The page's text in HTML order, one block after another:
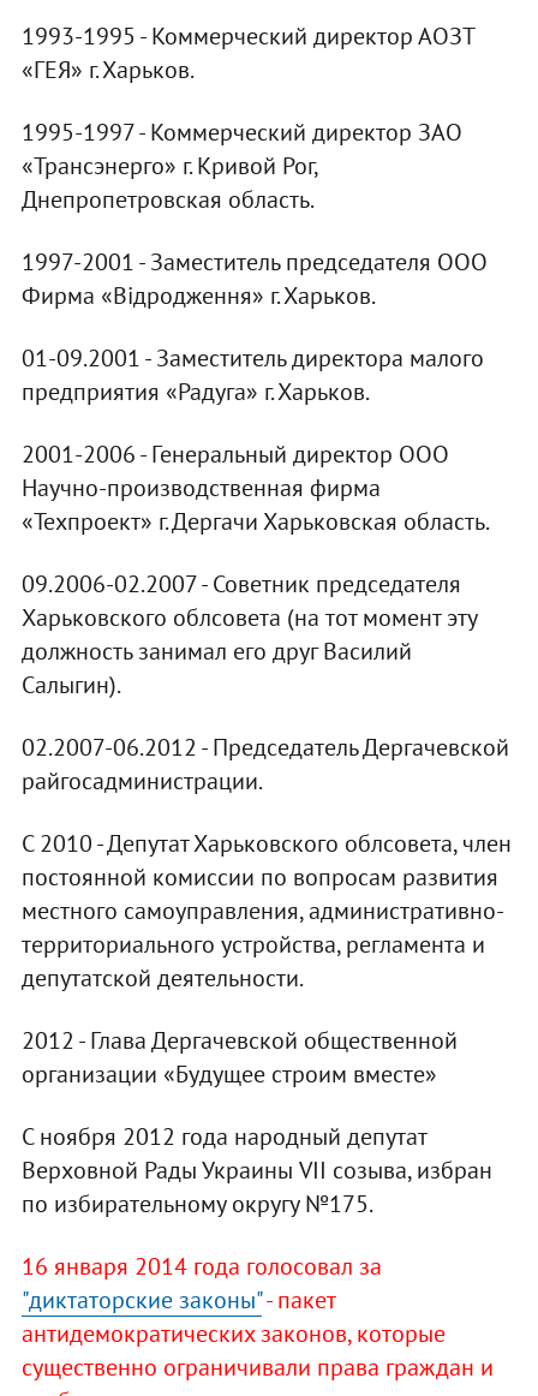
1993-1995 - Коммерческий директор АОЗТ
«ГЕЯ» г. Харьков.
1995-1997 - Коммерческий директор ЗАО
«Трансэнерго» г. Кривой Рог,
Днепропетровская область.
1997-2001 - Заместитель председателя ООО
Фирма «Відродження» г. Харьков.
01-09.2001 - Заместитель директора малого
предприятия «Радуга» г. Харьков.
2001-2006 - Генеральный директор ООО
Научно-производственная фирма
«Техпроект» г. Дергачи Харьковская область.
09.2006-02.2007 - Советник председателя
Харьковского облсовета (на тот момент эту
должность занимал его друг Василий
Салыгин).
02.2007-06.2012 - Председатель Дергачевской
райгосадминистрации.
С 2010 - Депутат Харьковского облсовета, член
постоянной комиссии по вопросам развития
местного самоуправления, административно-
территориального устройства, регламента и
депутатской деятельности.
2012 - Глава Дергачевской общественной
организации «Будущее строим вместе»
С ноября 2012 года народный депутат
Верховной Рады Украины VII созыва, избран
по избирательному округу №175.
16 января 2014 года голосовал за
"диктаторские законы"- пакет
антидемократических законов, которые
существенно ограничивали права граждан и